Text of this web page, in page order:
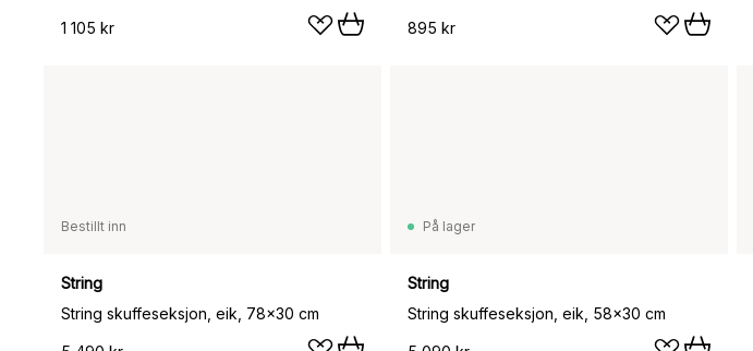
1 105 kr 895 kr
Bestillt inn
String
String skuffeseksjon, eik, 78x30 cm
På lager
String
String skuffeseksjon, eik, 58x30 cm